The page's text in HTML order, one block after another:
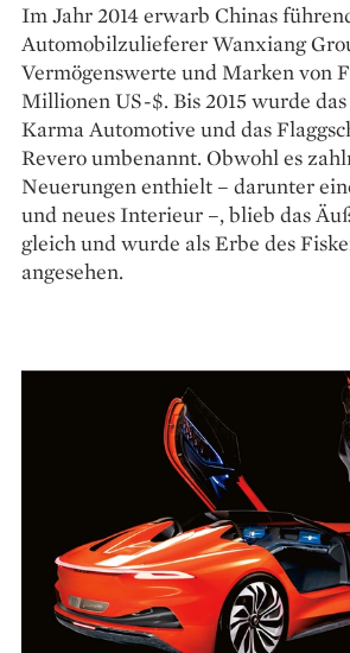
Im Jahr 2014 erwarb ­Chinas
Automobilzulieferer ­Wanxiang
Vermögenswerte und Marken von
Millionen US-$. Bis 2015 wurde
Karma ­Automotive und das
Revero umbenannt. Obwohl es
Neuerungen enthielt – darunter
und neues Interieur –, blieb das
gleich und wurde als Erbe des
angesehen.